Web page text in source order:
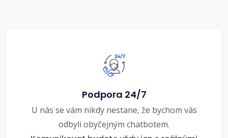
Podpora 24/7
U nás se vám nikdy nestane, že bychom vás
odbyli obyčejným chatbotem.